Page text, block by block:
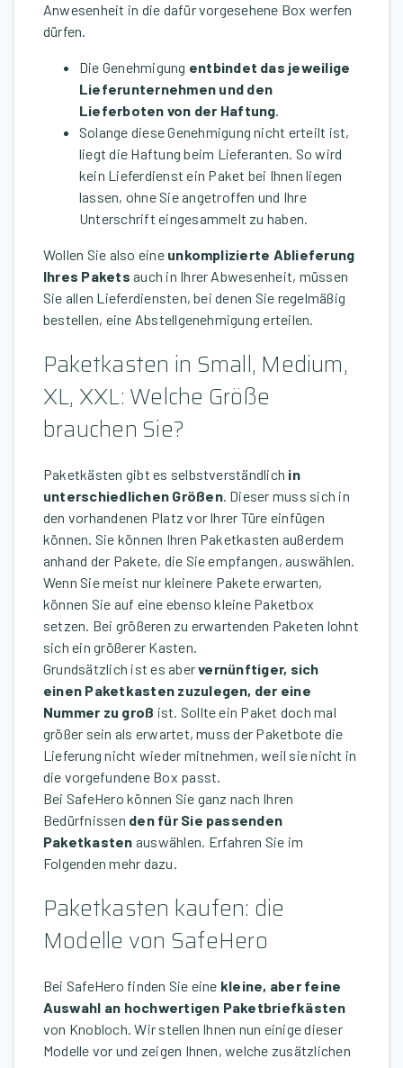
Anwesenheit in die dafür vorgesehene Box werfen
dürfen.
Die Genehmigung entbindet das jeweilige
Lieferunternehmen und den
Lieferboten von der Haftung.
Solange diese Genehmigung nicht erteilt ist,
liegt die Haftung beim Lieferanten. So wird
kein Lieferdienst ein Paket bei Ihnen liegen
lassen, ohne Sie angetroffen und Ihre
Unterschrift eingesammelt zu haben.
Wollen Sie also eine unkomplizierte Ablieferung
Ihres Pakets auch in Ihrer Abwesenheit, müssen
Sie allen Lieferdiensten, bei denen Sie regelmäßig
bestellen, eine Abstellgenehmigung erteilen.
Paketkasten in Small, Medium,
XL, XXL: Welche Größe
brauchen Sie?
Paketkästen gibt es selbstverständlich in
unterschiedlichen Größen. Dieser muss sich in
den vorhandenen Platz vor Ihrer Türe einfügen
können. Sie können Ihren Paketkasten außerdem
anhand der Pakete, die Sie empfangen, auswählen.
Wenn Sie meist nur kleinere Pakete erwarten,
können Sie auf eine ebenso kleine Paketbox
setzen. Bei größeren zu erwartenden Paketen lohnt
sich ein größerer Kasten.
Grundsätzlich ist es abervernünftiger, sich
einen Paketkasten zuzulegen, der eine
Nummer zu groß ist. Sollte ein Paket doch mal
größer sein als erwartet, muss der Paketbote die
Lieferung nicht wieder mitnehmen, weil sie nicht in
die vorgefundene Box passt.
Bei SafeHero können Sie ganz nach Ihren
Bedürfnissen den für Sie passenden
Paketkasten auswählen. Erfahren Sie im
Folgenden mehr dazu.
Paketkasten kaufen: die
Modelle von SafeHero
Bei SafeHero finden Sie eine kleine, aber feine
Auswahl an hochwertigen Paketbriefkästen
von Knobloch. Wir stellen Ihnen nun einige dieser
Modelle vor und zeigen Ihnen, welche zusätzlichen